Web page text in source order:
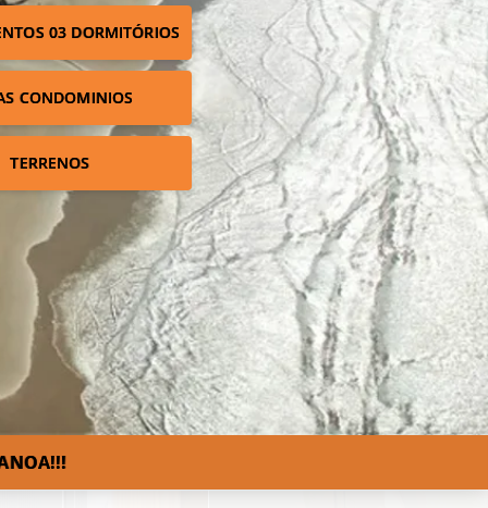
03 DORMITÓRIOS
CONDOMINIOS
TERRENOS